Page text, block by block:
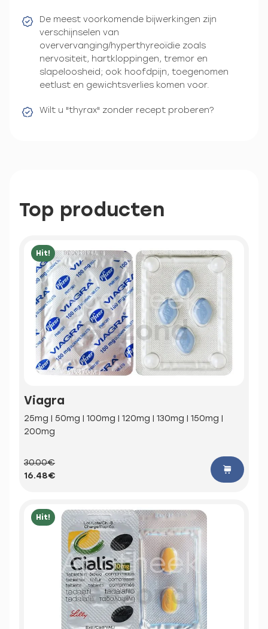
De meest voorkomende bijwerkingen zijn
verschijnselen van
oververvanging/hyperthyreoïdie zoals
nervositeit, hartkloppingen, tremor en
slapeloosheid; ook hoofdpijn, toegenomen
eetlust en gewichtsverlies komen voor.
Wilt u "thyrax" zonder recept proberen?
Top producten
Hit!
Viagra
25mg | 50mg | 100mg | 120mg | 130mg | 150mg |
200mg
30.00€
16.48€
Hit!